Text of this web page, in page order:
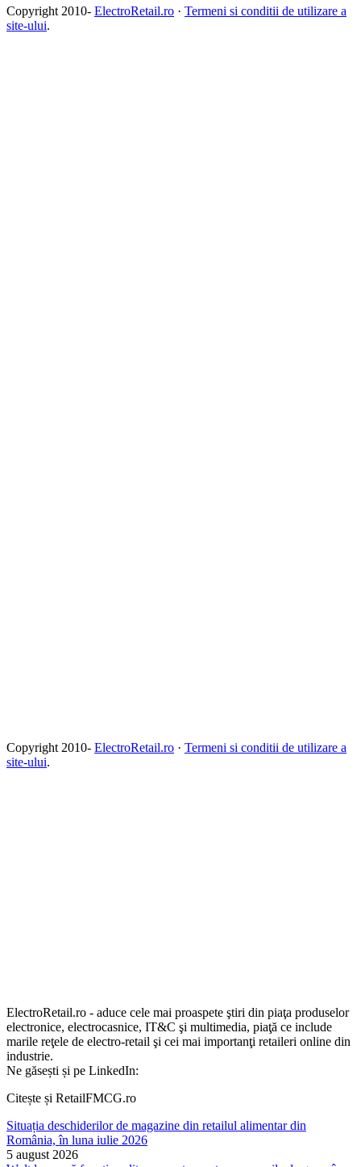
Copyright 2010- ElectroRetail.ro · Termeni si conditii de utilizare a
site-ului.
Copyright 2010- ElectroRetail.ro · Termeni si conditii de utilizare a
site-ului.
ElectroRetail.ro - aduce cele mai proaspete ştiri din piaţa produselor
electronice, electrocasnice, IT&C şi multimedia, piaţă ce include
marile reţele de electro-retail şi cei mai importanţi retaileri online din
industrie.
Ne găsești și pe LinkedIn:
Citește și RetailFMCG.ro
Situația deschiderilor de magazine din retailul alimentar din
România, în luna iulie 2026
5 august 2026